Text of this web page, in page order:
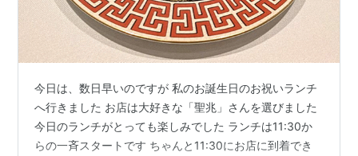
今日は、数日早いのですが 私のお誕生日のお祝いランチ
へ行きました お店は大好きな「聖兆」さんを選びました
今日のランチがとっても楽しみでした ランチは11:30か
らの一斉スタートです ちゃんと11:30にお店に到着でき